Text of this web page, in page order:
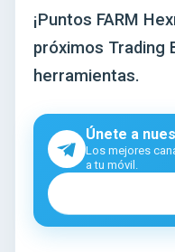
¡Puntos FARM
próximos Trading
herramientas.
Únete a
Los mejores
a tu móvil.